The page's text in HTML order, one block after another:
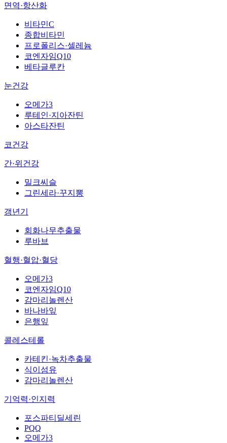
면역·항산화
비타민C
종합비타민
프로폴리스·셀레늄
코엔자임Q10
베타글루칸
눈건강
오메가3
루테인·지아잔틴
아스타잔틴
코건강
간·위건강
밀크씨슬
그린세라·꾸지뽕
갱년기
회화나무추출물
루바브
혈행·혈압·혈당
오메가3
코엔자임Q10
감마리놀렌산
바나바잎
은행잎
콜레스테롤
카테킨·녹차추출물
식이섬유
감마리놀렌산
기억력·인지력
포스파티딜세린
PQQ
오메가3